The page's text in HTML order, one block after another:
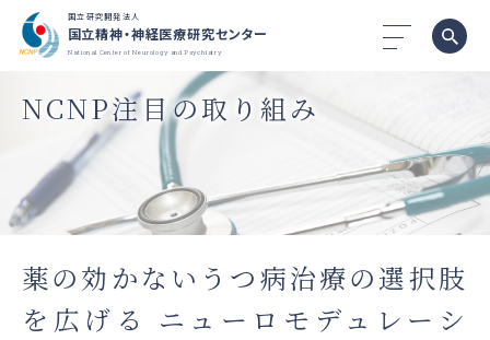
国立研究開発法人
国立精神・神経医療研究センター
National Center of Neurology and Psychiatry
NCNP注目の取り組み
薬の効かないうつ病治療の選択肢
を広げる ニューロモデュレーシ